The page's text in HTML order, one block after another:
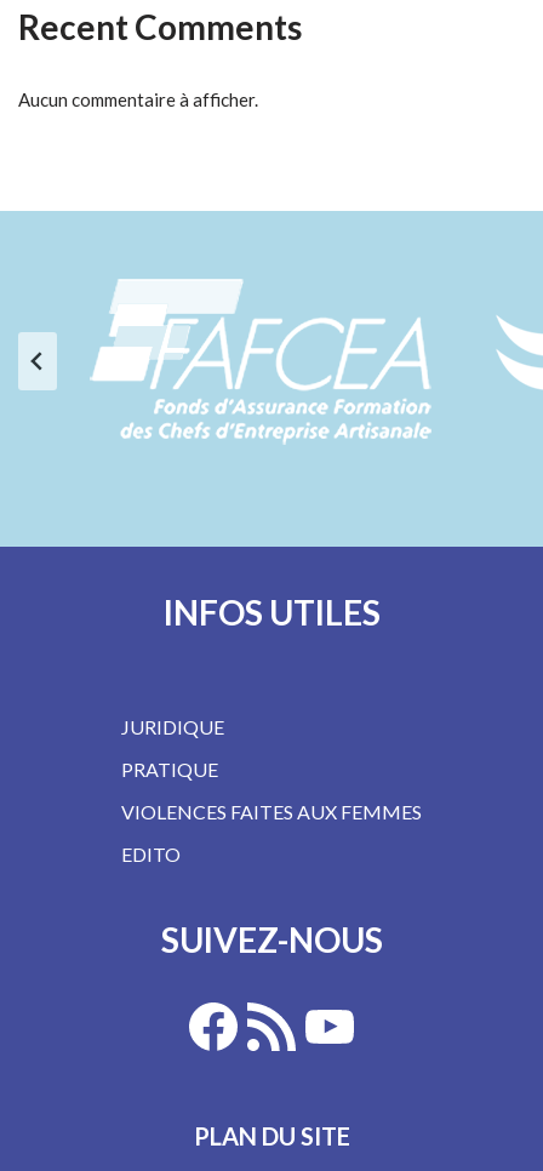
Recent Comments
Aucun commentaire à afficher.
INFOS UTILES
JURIDIQUE
PRATIQUE
VIOLENCES FAITES AUX FEMMES
EDITO
SUIVEZ-NOUS
PLAN DU SITE